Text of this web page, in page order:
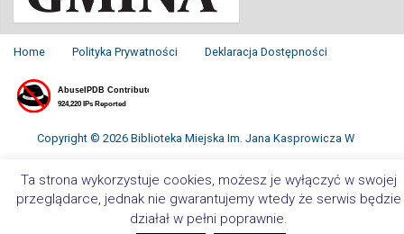
Home Polityka Prywatności Deklaracja Dostępności
Copyright © 2026 Biblioteka Miejska Im. Jana Kasprowicza W
Inowrocławiu. All Rights Reserved.
Ta strona wykorzystuje cookies, możesz je wyłączyć w swojej
przeglądarce, jednak nie gwarantujemy wtedy że serwis będzie
działał w pełni poprawnie.